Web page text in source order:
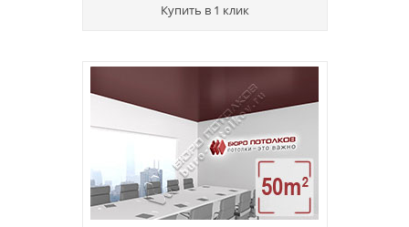
Купить в 1 клик